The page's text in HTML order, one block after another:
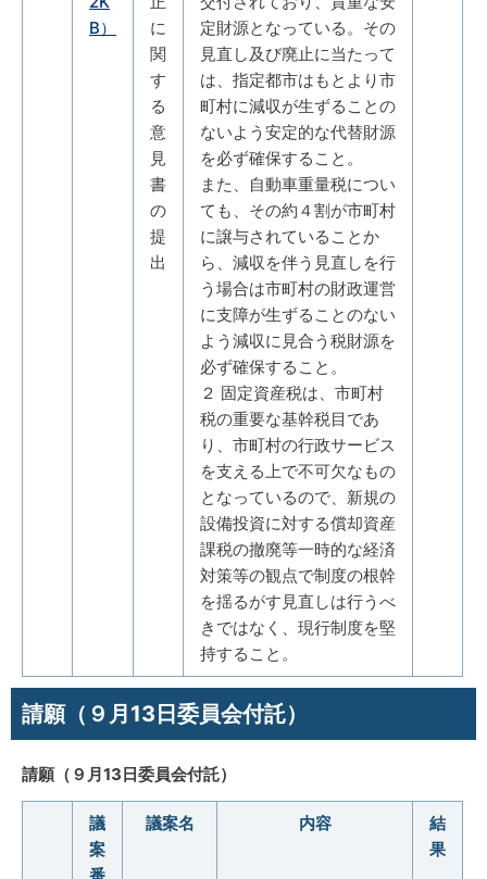
B）
に
関
す
る
意
見
書
の
提
出
定財源となっている。その
見直し及び廃止に当たって
は、指定都市はもとより市
町村に減収が生ずることの
ないよう安定的な代替財源
を必ず確保すること。
また、自動車重量税につい
ても、その約４割が市町村
に譲与されていることか
ら、減収を伴う見直しを行
う場合は市町村の財政運営
に支障が生ずることのない
よう減収に見合う税財源を
必ず確保すること。
２ 固定資産税は、市町村
税の重要な基幹税目であ
り、市町村の行政サービス
を支える上で不可欠なもの
となっているので、新規の
設備投資に対する償却資産
課税の撤廃等一時的な経済
対策等の観点で制度の根幹
を揺るがす見直しは行うべ
きではなく、現行制度を堅
持すること。
請願（９月13日委員会付託）
請願（９月13日委員会付託）
議
案
議案名 内容
結
果